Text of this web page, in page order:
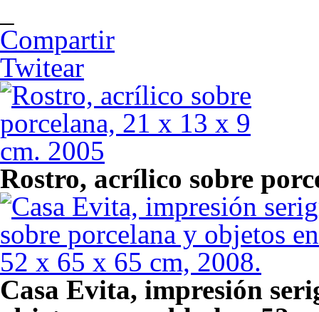
Compartir
Twitear
Rostro, acrílico sobre
Casa Evita, impresión